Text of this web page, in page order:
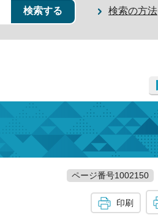
検索の方法
ページ番号1002150
印刷